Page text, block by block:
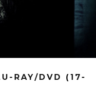
RAY/DVD (17-